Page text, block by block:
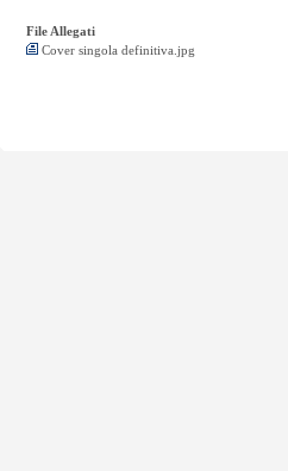
File Allegati
Cover singola definitiva.jpg